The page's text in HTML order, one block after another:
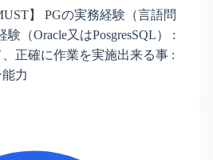
】 PGの実務経験（言語問
（Oracle又はPosgresSQL） :
正確に作業を実施出来る事 :
力